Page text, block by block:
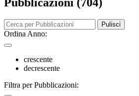
Pulisci
Ordina Anno:
crescente
decrescente
Filtra per Pubblicazioni: